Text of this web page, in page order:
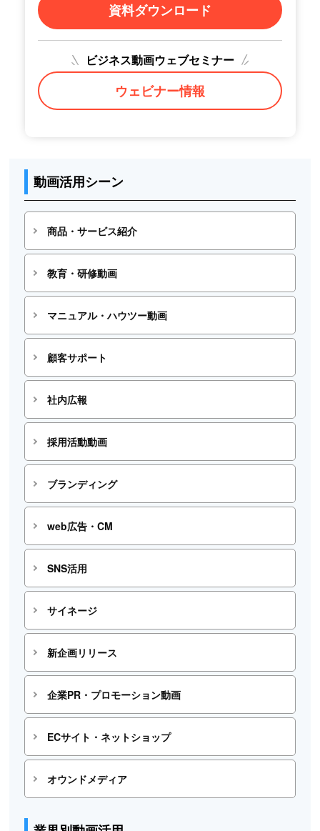
資料ダウンロード
ビジネス動画ウェブセミナー
ウェビナー情報
動画活用シーン
商品・サービス紹介
教育・研修動画
マニュアル・ハウツー動画
顧客サポート
社内広報
採用活動動画
ブランディング
web広告・CM
SNS活用
サイネージ
新企画リリース
企業PR・プロモーション動画
ECサイト・ネットショップ
オウンドメディア